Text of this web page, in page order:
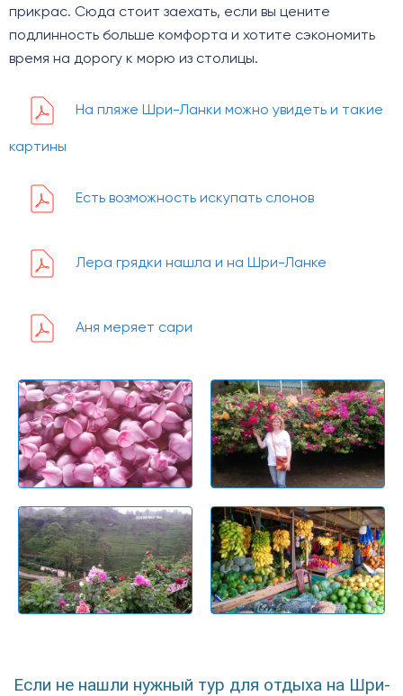
прикрас. Сюда стоит заехать, если вы цените
подлинность больше комфорта и хотите сэкономить
время на дорогу к морю из столицы.
На пляже Шри-Ланки можно увидеть и такие
картины
Есть возможность искупать слонов
Лера грядки нашла и на Шри-Ланке
Аня меряет сари
Если не нашли нужный тур для отдыха на Шри-